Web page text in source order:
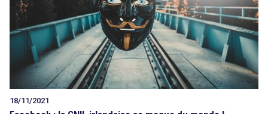
18/11/2021